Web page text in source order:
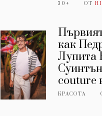
30+ ОТ
как
Лупита
couture
КРАСОТА